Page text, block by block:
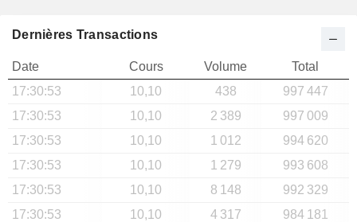
Dernières Transactions
Date Cours Volume
Total
17:30:53
10,10 438
997 447
17:30:53
10,10 2 389
997 009
17:30:53
10,10 1 012
994 620
17:30:53
10,10 1 279
993 608
17:30:53
10,10 8 148
992 329
17:30:53
10,10 4 317
984 181